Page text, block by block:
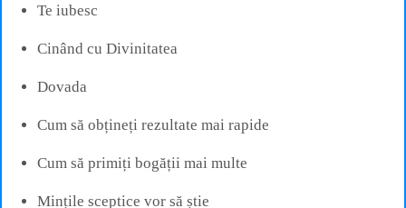
Te iubesc
Cinând cu Divinitatea
Dovada
Cum să obțineți rezultate mai rapide
Cum să primiți bogății mai multe
Mințile sceptice vor să știe